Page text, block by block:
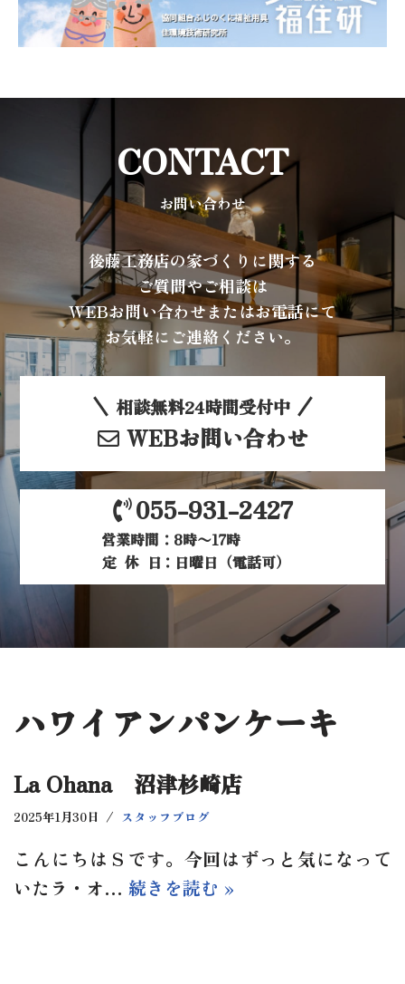
CONTACT
お問い合わせ
後藤工務店の家づくりに関する
ご質問やご相談は
WEBお問い合わせまたはお電話にて
お気軽にご連絡ください。
相談無料24時間受付中
WEBお問い合わせ
055-931-2427
営業時間：8時〜17時
定休日：日曜日（電話可）
ハワイアンパンケーキ
La Ohana 沼津杉崎店
2025年1月30日 スタッフブログ
こんにちはＳです。今回はずっと気になって
いたラ・オ… 続きを読む »